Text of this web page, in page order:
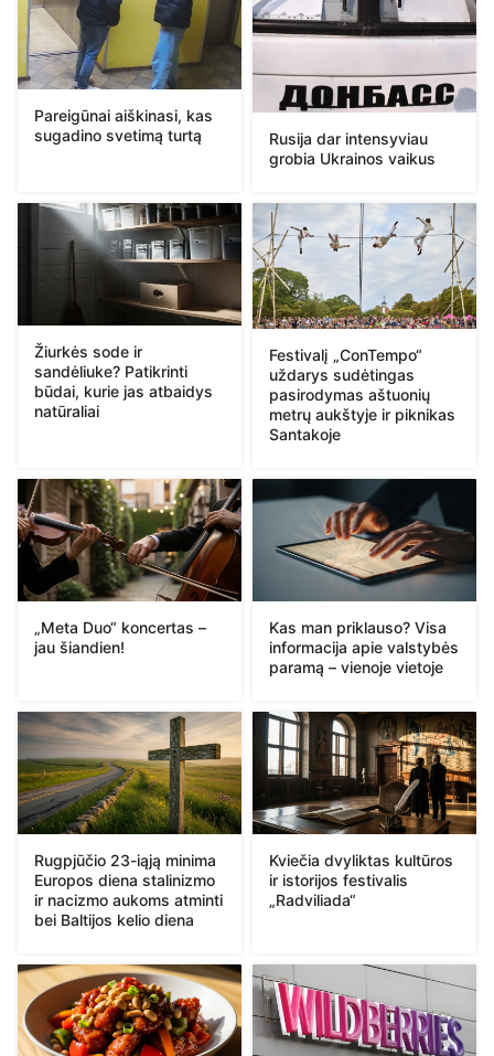
Pareigūnai aiškinasi, kas
sugadino svetimą turtą
Rusija dar intensyviau
grobia Ukrainos vaikus
Žiurkės sode ir
sandėliuke? Patikrinti
būdai, kurie jas atbaidys
natūraliai
Festivalį „ConTempo“
uždarys sudėtingas
pasirodymas aštuonių
metrų aukštyje ir piknikas
Santakoje
„Meta Duo“ koncertas –
jau šiandien!
Kas man priklauso? Visa
informacija apie valstybės
paramą – vienoje vietoje
Rugpjūčio 23-iąją minima
Europos diena stalinizmo
ir nacizmo aukoms atminti
bei Baltijos kelio diena
Kviečia dvyliktas kultūros
ir istorijos festivalis
„Radviliada“